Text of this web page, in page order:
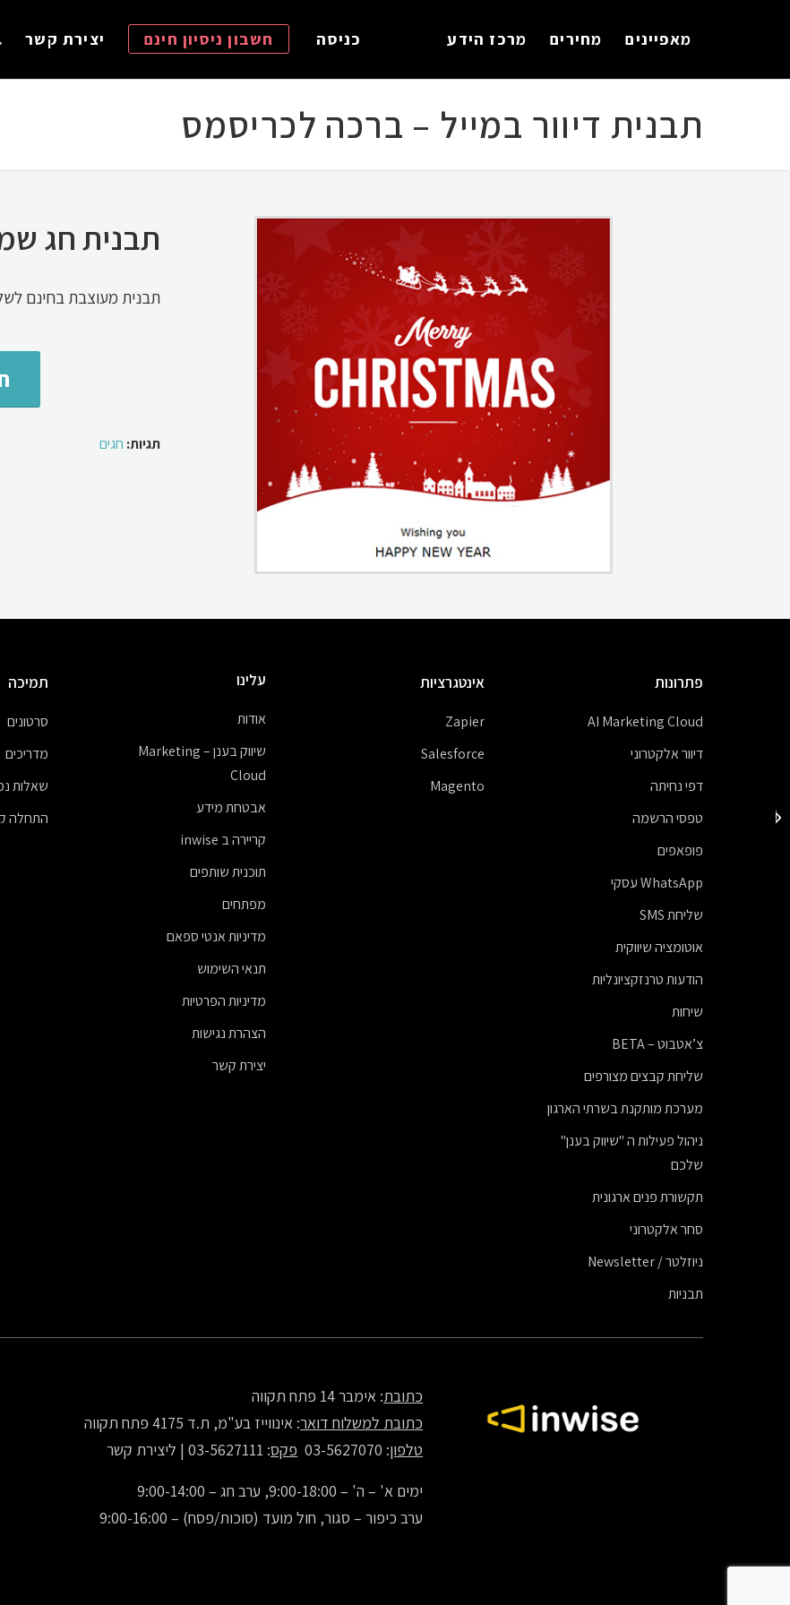
מאפיינים מחירים מרכז הידע כניסה חשבון ניסיון חינם יצירת קשר
תבנית דיוור במייל – ברכה לכריסמס
תבנית חג
תבנית מעוצבת בחינם
תגיות: חגים
פתרונות
AI Marketing Cloud
דיוור אלקטרוני
דפי נחיתה
טפסי הרשמה
פופאפים
WhatsApp עסקי
שליחת SMS
אוטומציה שיווקית
הודעות טרנזקציונליות
שיחות
צ’אטבוט – BETA
שליחת קבצים מצורפים
מערכת מותקנת בשרתי הארגון
ניהול פעילות ה "שיווק בענן"
שלכם
תקשורת פנים ארגונית
סחר אלקטרוני
ניוזלטר / Newsletter
תבניות
אינטגרציות
Zapier
Salesforce
Magento
עלינו
אודות
שיווק בענן – Marketing
Cloud
אבטחת מידע
קריירה ב inwise
תוכנית שותפים
מפתחים
מדיניות אנטי ספאם
תנאי השימוש
מדיניות הפרטיות
הצהרת נגישות
יצירת קשר
תמיכה
סרטונים
מדריכים
שאלות
התחלה
כתובת: אימבר 14 פתח תקווה
כתובת למשלוח דואר: אינווייז בע"מ, ת.ד 4175 פתח תקווה
טלפון: 03-5627070 פקס: 03-5627111 |
ליצירת קשר
ימים א' – ה' – 9:00-18:00, ערב חג – 9:00-14:00
ערב כיפור – סגור, חול מועד (סוכות/פסח) – 9:00-16:00
לראש השנה